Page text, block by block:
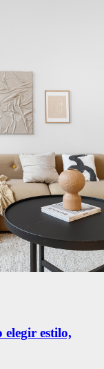
estilo,